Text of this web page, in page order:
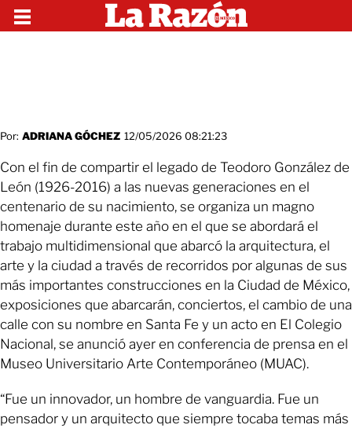
Por: ADRIANA GÓCHEZ 12/05/2026 08:21:23
Con el fin de compartir el legado de Teodoro González de
León (1926-2016) a las nuevas generaciones en el
centenario de su nacimiento, se organiza un magno
homenaje durante este año en el que se abordará el
trabajo multidimensional que abarcó la arquitectura, el
arte y la ciudad a través de recorridos por algunas de sus
más importantes construcciones en la Ciudad de México,
exposiciones que abarcarán, conciertos, el cambio de una
calle con su nombre en Santa Fe y un acto en El Colegio
Nacional, se anunció ayer en conferencia de prensa en el
Museo Universitario Arte Contemporáneo (MUAC).
“Fue un innovador, un hombre de vanguardia. Fue un
pensador y un arquitecto que siempre tocaba temas más